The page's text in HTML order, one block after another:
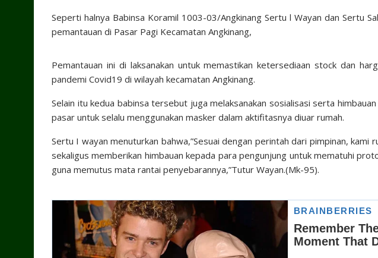
Seperti halnya Babinsa Koramil 1003-03/Angkinang Sertu l Wayan dan Sertu
pemantauan di Pasar Pagi Kecamatan Angkinang,
Pemantauan ini di laksanakan untuk memastikan ketersediaan stock dan
pandemi Covid19 di wilayah kecamatan Angkinang.
Selain itu kedua babinsa tersebut juga melaksanakan sosialisasi serta
pasar untuk selalu menggunakan masker dalam aktifitasnya diuar rumah.
Sertu I wayan menuturkan bahwa,”Sesuai dengan perintah dari pimpinan, kami
sekaligus memberikan himbauan kepada para pengunjung untuk mematuhi
guna memutus mata rantai penyebarannya,”Tutur Wayan.(Mk-95).